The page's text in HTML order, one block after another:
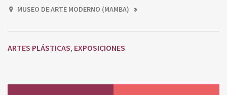
MUSEO DE ARTE MODERNO (MAMBA)
ARTES PLÁSTICAS, EXPOSICIONES